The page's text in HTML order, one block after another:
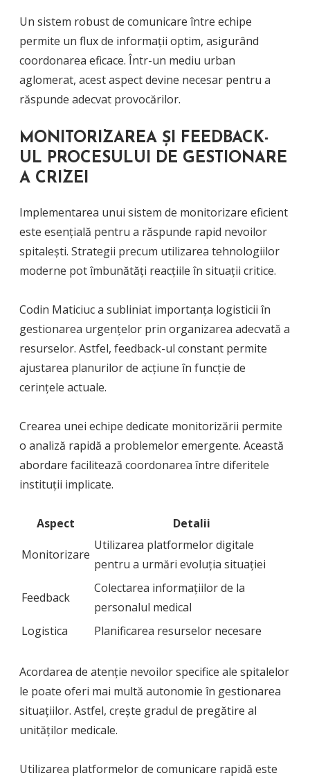
Un sistem robust de comunicare între echipe
permite un flux de informații optim, asigurând
coordonarea eficace. Într-un mediu urban
aglomerat, acest aspect devine necesar pentru a
răspunde adecvat provocărilor.
MONITORIZAREA ȘI FEEDBACK-
UL PROCESULUI DE GESTIONARE
A CRIZEI
Implementarea unui sistem de monitorizare eficient
este esențială pentru a răspunde rapid nevoilor
spitalești. Strategii precum utilizarea tehnologiilor
moderne pot îmbunătăți reacțiile în situații critice.
Codin Maticiuc a subliniat importanța logisticii în
gestionarea urgențelor prin organizarea adecvată a
resurselor. Astfel, feedback-ul constant permite
ajustarea planurilor de acțiune în funcție de
cerințele actuale.
Crearea unei echipe dedicate monitorizării permite
o analiză rapidă a problemelor emergente. Această
abordare facilitează coordonarea între diferitele
instituții implicate.
Aspect Detalii
Monitorizare
Utilizarea platformelor digitale
pentru a urmări evoluția situației
Feedback
Colectarea informațiilor de la
personalul medical
Logistica
Planificarea resurselor necesare
Acordarea de atenție nevoilor specifice ale spitalelor
le poate oferi mai multă autonomie în gestionarea
situațiilor. Astfel, crește gradul de pregătire al
unităților medicale.
Utilizarea platformelor de comunicare rapidă este